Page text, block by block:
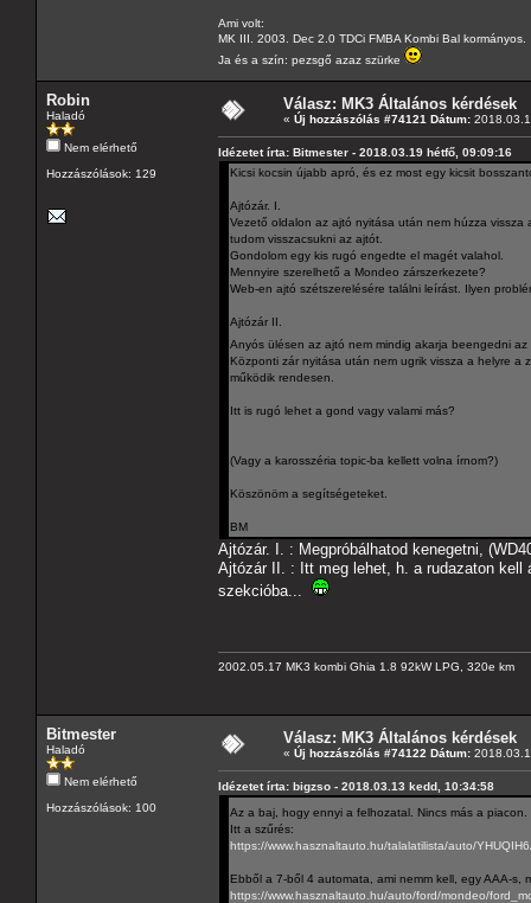
Ami volt:
MK III. 2003. Dec 2.0 TDCi FMBA Kombi Bal kormányos.
Ja és a szín: pezsgő azaz szürke
Robin
Haladó
Nem elérhető
Hozzászólások: 129
Válasz: MK3 Általános kérdések
« Új hozzászólás #74121 Dátum:
Idézetet írta: Bitmester - 2018.03.19 hétfő, 09:09:16
Kicsi kocsin újabb apró, és ez most egy kicsit
Ajtózár. I.
Vezető oldalon az ajtó nyitása után nem húzza
tudom visszacsukni az ajtót.
Gondolom egy kis rugó engedte el magét valahol.
Mennyire szerelhető a Mondeo zárszerkezete?
Web-en ajtó szétszerelésére találni leírást. Ilyen
Ajtózár II.
Anyós ülésen az ajtó nem mindig akarja beengedni
Központi zár nyitása után nem ugrik vissza a helyre a
működik rendesen.
Itt is rugó lehet a gond vagy valami más?
(Vagy a karosszéria topic-ba kellett volna írnom?)
Köszönöm a segítségeteket.
BM
Ajtózár. I. : Megpróbálhatod kenegetni,
Ajtózár II. : Itt meg lehet, h. a rudazaton kell
szekcióba...
2002.05.17 MK3 kombi Ghia 1.8 92kW LPG, 320e km
Bitmester
Haladó
Nem elérhető
Hozzászólások: 100
Válasz: MK3 Általános kérdések
« Új hozzászólás #74122 Dátum:
Idézetet írta: bigzso - 2018.03.13 kedd, 10:34:58
Az a baj, hogy ennyi a felhozatal. Nincs más a piacon.
Itt a szűrés:
https://www.hasznaltauto.hu/talalatilista/auto/
Ebből a 7-ből 4 automata, ami nemm kell, egy AAA-s,
https://www.hasznaltauto.hu/auto/ford/mondeo/